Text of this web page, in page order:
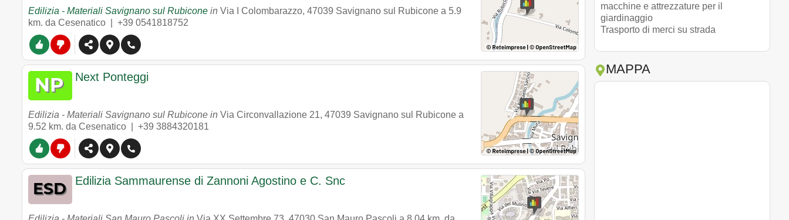
Edilizia - Materiali Savignano sul Rubicone in Via I Colombarazzo, 47039 Savignano sul Rubicone a 5.9
km. da Cesenatico | +39 0541818752
Next Ponteggi
Edilizia - Materiali Savignano sul Rubicone in Via Circonvallazione 21, 47039 Savignano sul Rubicone a
9.52 km. da Cesenatico | +39 3884320181
Edilizia Sammaurense di Zannoni Agostino e C. Snc
macchine e attrezzature per il
giardinaggio
Trasporto di merci su strada
MAPPA